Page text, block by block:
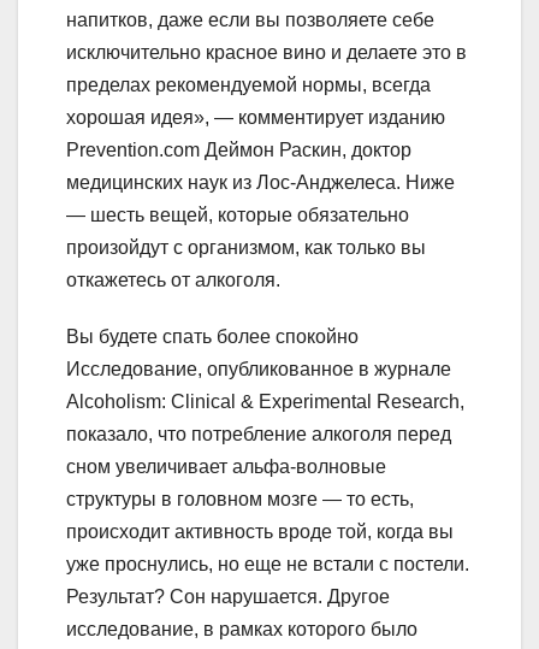
напитков, даже если вы позволяете себе
исключительно красное вино и делаете это в
пределах рекомендуемой нормы, всегда
хорошая идея», — комментирует изданию
Prevention.com Деймон Раскин, доктор
медицинских наук из Лос-Анджелеса. Ниже
— шесть вещей, которые обязательно
произойдут с организмом, как только вы
откажетесь от алкоголя.
Вы будете спать более спокойно
Исследование, опубликованное в журнале
Alcoholism: Clinical & Experimental Research,
показало, что потребление алкоголя перед
сном увеличивает альфа-волновые
структуры в головном мозге — то есть,
происходит активность вроде той, когда вы
уже проснулись, но еще не встали с постели.
Результат? Сон нарушается. Другое
исследование, в рамках которого было